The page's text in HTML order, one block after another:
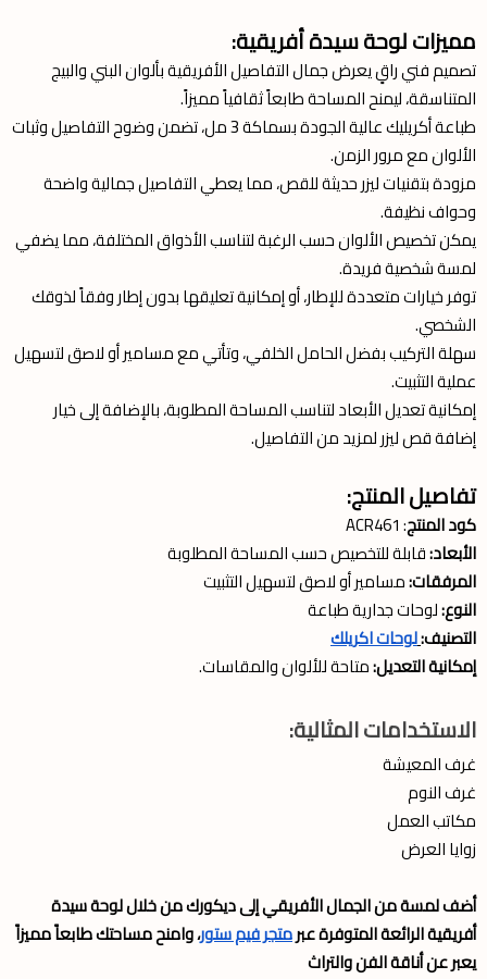
مميزات لوحة سيدة أفريقية:
تصميم فني راقٍ يعرض جمال التفاصيل الأفريقية بألوان البني والبيج
المتناسقة، ليمنح المساحة طابعاً ثقافياً مميزاً.
طباعة أكريليك عالية الجودة بسماكة 3 مل، تضمن وضوح التفاصيل وثبات
الألوان مع مرور الزمن.
مزودة بتقنيات ليزر حديثة للقص، مما يعطي التفاصيل جمالية واضحة
وحواف نظيفة.
يمكن تخصيص الألوان حسب الرغبة لتناسب الأذواق المختلفة، مما يضفي
لمسة شخصية فريدة.
توفر خيارات متعددة للإطار، أو إمكانية تعليقها بدون إطار وفقاً لذوقك
الشخصي.
سهلة التركيب بفضل الحامل الخلفي، وتأتي مع مسامير أو لاصق لتسهيل
عملية التثبيت.
إمكانية تعديل الأبعاد لتناسب المساحة المطلوبة، بالإضافة إلى خيار
إضافة قص ليزر لمزيد من التفاصيل.
تفاصيل المنتج:
كود المنتج: ACR461
الأبعاد:قابلة للتخصيص حسب المساحة المطلوبة
المرفقات:مسامير أو لاصق لتسهيل التثبيت
النوع:لوحات جدارية طباعة
التصنيف:لوحات اكريلك
إمكانية التعديل:متاحة للألوان والمقاسات.
الاستخدامات المثالية:
غرف المعيشة
غرف النوم
مكاتب العمل
زوايا العرض
أضف لمسة من الجمال الأفريقي إلى ديكورك من خلال لوحة سيدة
أفريقية الرائعة المتوفرة عبرمتجر فيم ستور، وامنح مساحتك طابعاً مميزاً
يعبر عن أناقة الفن والتراث